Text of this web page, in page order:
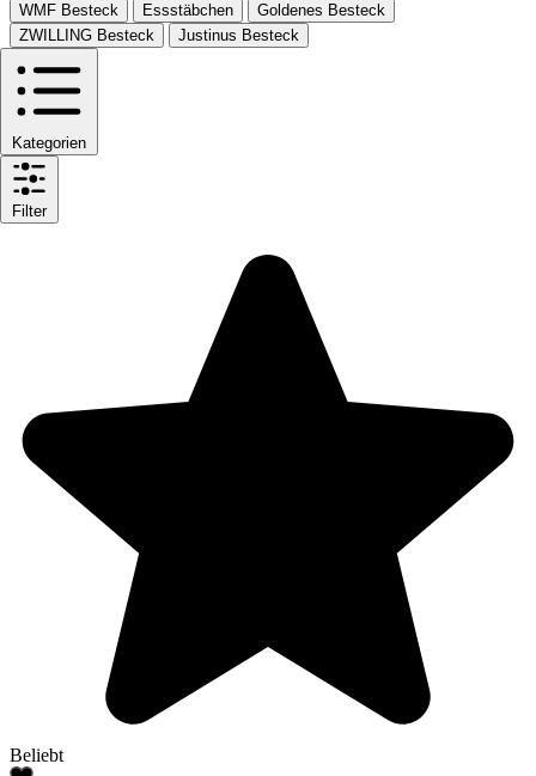
WMF Besteck Essstäbchen
Goldenes Besteck
ZWILLING Besteck
Justinus Besteck
Kategorien
Filter
Beliebt